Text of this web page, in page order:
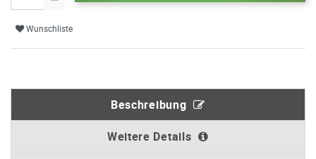
Wunschliste
Beschreibung
Weitere Details